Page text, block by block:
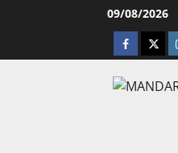
09/08/2026
facebook